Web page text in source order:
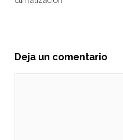
Deja un comentario